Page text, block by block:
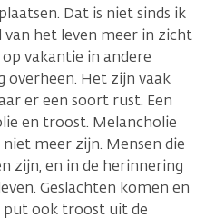
Dat is niet sinds ik
van het leven meer in zicht
vakantie in andere
overheen. Het zijn vaak
er een soort rust. Een
en troost. Melancholie
meer zijn. Mensen die
zijn, en in de herinnering
Geslachten komen en
put ook troost uit de